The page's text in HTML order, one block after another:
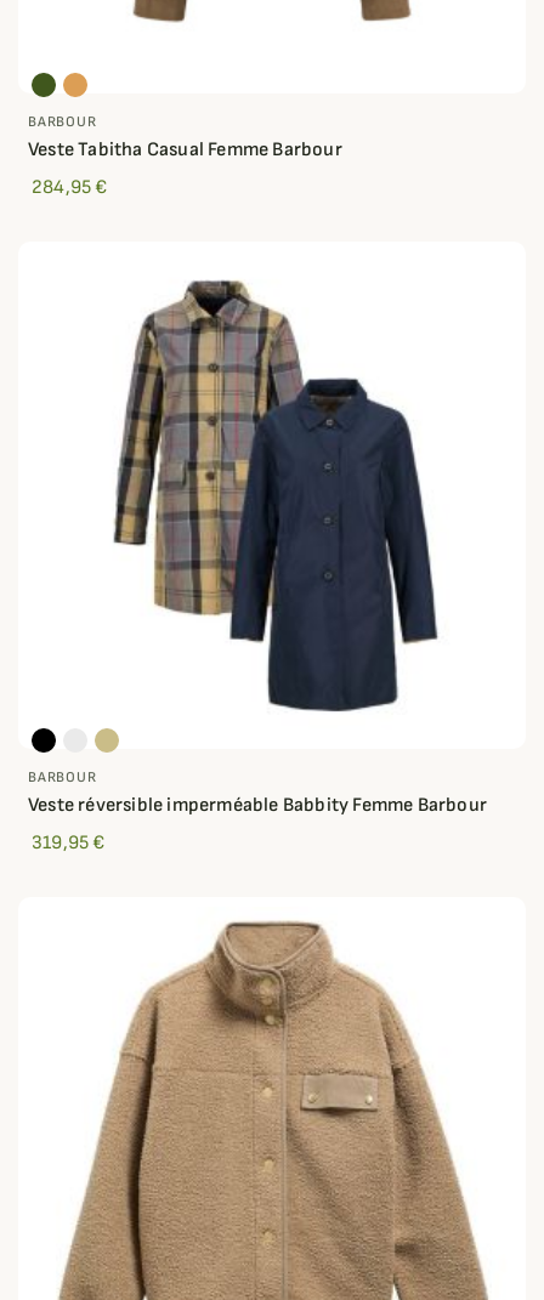
BARBOUR
Veste Tabitha Casual Femme Barbour
284,95 €
BARBOUR
Veste réversible imperméable Babbity Femme Barbour
319,95 €